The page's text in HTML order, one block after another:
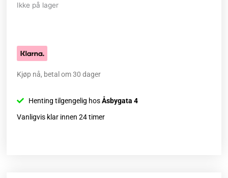
Ikke på lager
Kjøp nå, betal om 30 dager
Henting tilgengelig hosÅsbygata 4
Vanligvis klar innen 24 timer